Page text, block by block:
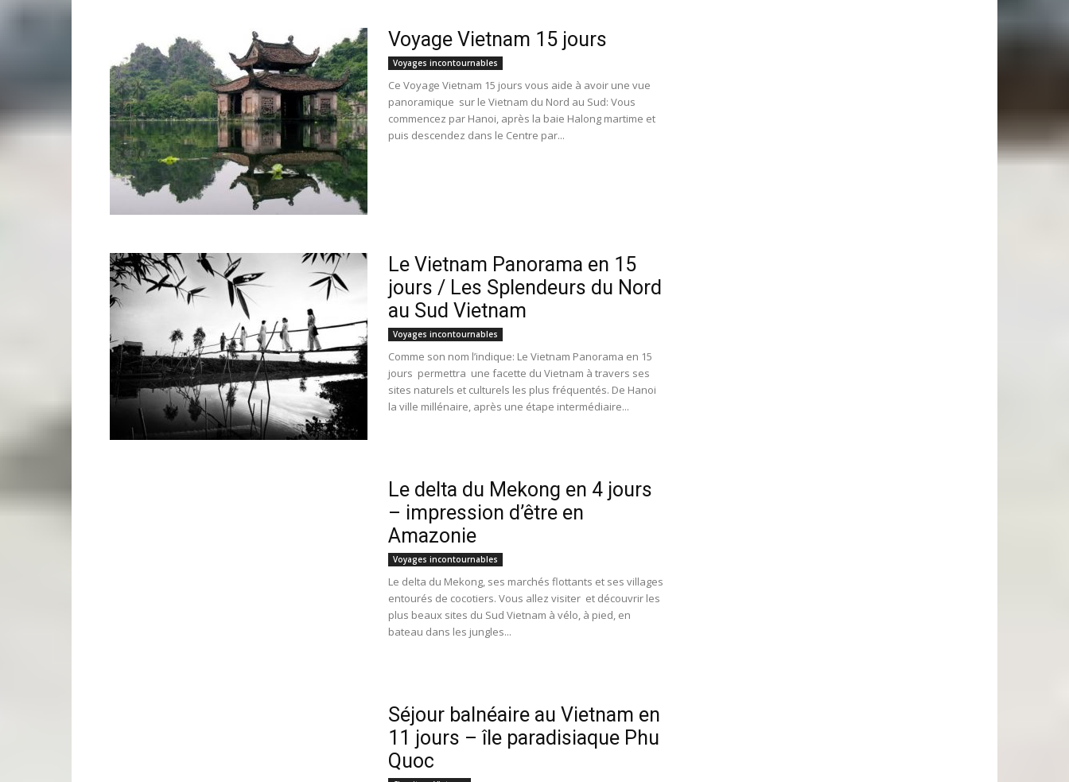
Voyage Vietnam 15 jours
Voyages incontournables
Ce Voyage Vietnam 15 jours vous aide à avoir une vue
panoramique sur le Vietnam du Nord au Sud: Vous
commencez par Hanoi, après la baie Halong martime et
puis descendez dans le Centre par...
Le Vietnam Panorama en 15
jours / Les Splendeurs du Nord
au Sud Vietnam
Voyages incontournables
Comme son nom l’indique: Le Vietnam Panorama en 15
jours permettra une facette du Vietnam à travers ses
sites naturels et culturels les plus fréquentés. De Hanoi
la ville millénaire, après une étape intermédiaire...
Le delta du Mekong en 4 jours
– impression d’être en
Amazonie
Voyages incontournables
Le delta du Mekong, ses marchés flottants et ses villages
entourés de cocotiers. Vous allez visiter et découvrir les
plus beaux sites du Sud Vietnam à vélo, à pied, en
bateau dans les jungles...
Séjour balnéaire au Vietnam en
11 jours – île paradisiaque Phu
Quoc